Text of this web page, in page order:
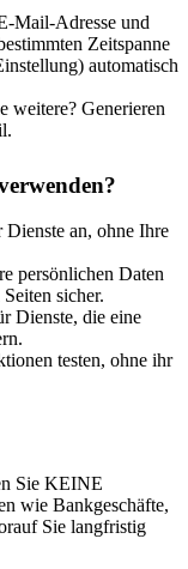
Mail-Adresse und
Zeitspanne
automatisch
weitere? Generieren
an, ohne Ihre
persönlichen Daten
sicher.
Dienste, die eine
testen, ohne ihr
Sie KEINE
wie Bankgeschäfte,
Sie langfristig